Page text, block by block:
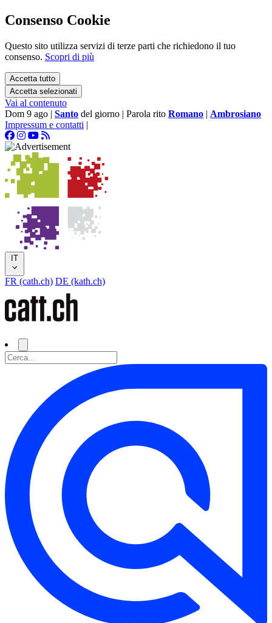
Consenso Cookie
Questo sito utilizza servizi di terze parti che richiedono il tuo
consenso. Scopri di più
Accetta tutto
Accetta selezionati
Vai al contenuto
Dom 9 ago | Santo del giorno | Parola rito Romano | Ambrosiano
Impressum e contatti |
IT
FR (cath.ch) DE (kath.ch)